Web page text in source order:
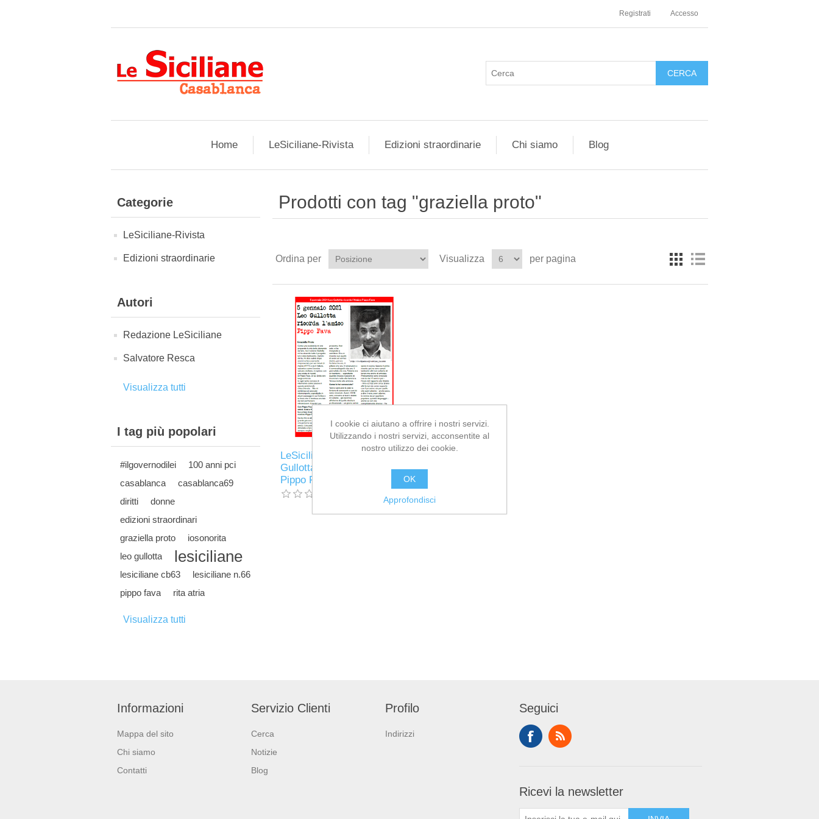
Registrati Accesso
Home LeSiciliane-Rivista Edizioni straordinarie Chi siamo Blog
Categorie
LeSiciliane-Rivista
Edizioni straordinarie
Autori
Redazione LeSiciliane
Salvatore Resca
Visualizza tutti
I tag più popolari
#ilgovernodilei
100 anni pci
casablanca
casablanca69
diritti
donne
edizioni straordinari
graziella proto
iosonorita
leo gullotta
lesiciliane
lesiciliane cb63
lesiciliane n.66
pippo fava
rita atria
Visualizza tutti
Prodotti con tag "graziella proto"
Ordina per Visualizza per pagina
LeSiciliane n 66 - Leo
Gullotta ricorda l'Amico
Pippo Fava
Informazioni
Mappa del sito
Chi siamo
Contatti
Servizio Clienti
Cerca
Notizie
Blog
Profilo
Indirizzi
Seguici
Ricevi la newsletter
I cookie ci aiutano a offrire i nostri servizi.
Utilizzando i nostri servizi, acconsentite al
nostro utilizzo dei cookie.
OK
Approfondisci